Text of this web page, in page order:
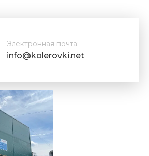
Электронная почта:
info@kolerovki.net